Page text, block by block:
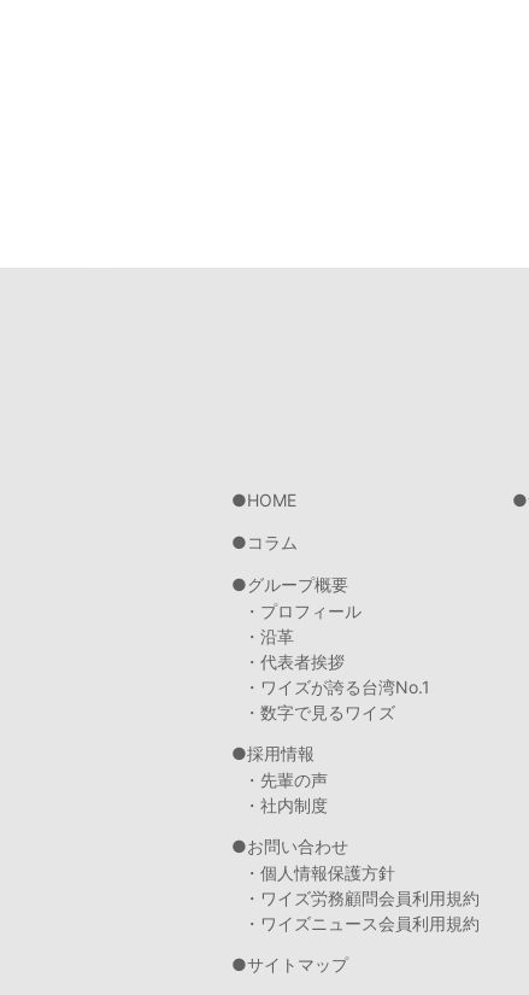
HOME
コラム
グループ概要
・プロフィール
・沿革
・代表者挨拶
・ワイズが誇る台湾No.1
・数字で見るワイズ
採用情報
・先輩の声
・社内制度
お問い合わせ
・個人情報保護方針
・ワイズ労務顧問会員利用規約
・ワイズニュース会員利用規約
サイトマップ